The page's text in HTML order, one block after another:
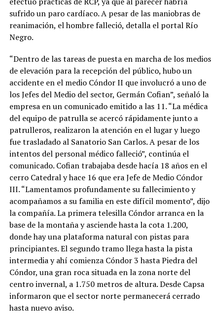
sufrido un paro cardíaco. A pesar de las maniobras de
reanimación, el hombre falleció, detalla el portal Río
Negro.
“Dentro de las tareas de puesta en marcha de los medios
de elevación para la recepción del público, hubo un
accidente en el medio Cóndor II que involucró a uno de
los Jefes del Medio del sector, Germán Cofian”, señaló la
empresa en un comunicado emitido a las 11. “La médica
del equipo de patrulla se acercó rápidamente junto a
patrulleros, realizaron la atención en el lugar y luego
fue trasladado al Sanatorio San Carlos. A pesar de los
intentos del personal médico falleció”, continúa el
comunicado. Cofian trabajaba desde hacía 18 años en el
cerro Catedral y hace 16 que era Jefe de Medio Cóndor
III. “Lamentamos profundamente su fallecimiento y
acompañamos a su familia en este difícil momento”, dijo
la compañía. La primera telesilla Cóndor arranca en la
base de la montaña y asciende hasta la cota 1.200,
donde hay una plataforma natural con pistas para
principiantes. El segundo tramo llega hasta la pista
intermedia y ahí comienza Cóndor 3 hasta Piedra del
Cóndor, una gran roca situada en la zona norte del
centro invernal, a 1.750 metros de altura. Desde Capsa
informaron que el sector norte permanecerá cerrado
hasta nuevo aviso.